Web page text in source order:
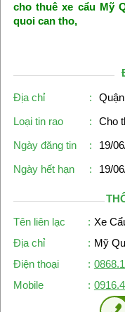
cho thuê xe cẩu Mỹ
quoi can tho,
Địa chỉ :
Loại tin rao
:
Cho
Ngày đăng tin
:
19/
Ngày hết hạn
: 19/
Tên liên lạc
: Xe
Địa chỉ
: Mỹ
Điện thoại
:
Mobile
: